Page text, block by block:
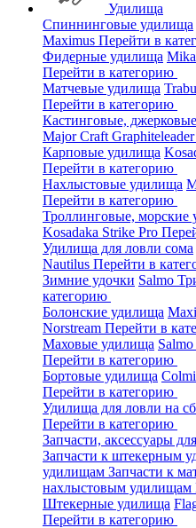
Удилища
Спиннинговые удилища
Maximus Перейти в
Фидерные удилища
Перейти в категорию
Матчевые удилища
Перейти в категорию
Кастинговые,
Major Craft Graphiteleader
Карповые удилища
Перейти в категорию
Нахлыстовые удилища
Перейти в категорию
Троллинговые, морские
Kosadaka Strike Pro
Удилища для ловли сома
Nautilus Перейти в
Зимние удочки Salmo
категорию
Болонские удилища
Norstream Перейти в
Маховые удилища Salmo
Перейти в категорию
Бортовые удилища
Перейти в категорию
Удилища для ловли на
Перейти в категорию
Запчасти, аксессуары
Запчасти к штекерным
удилищам Запчасти к
нахлыстовым удилищам
Штекерные удилища
Перейти в категорию